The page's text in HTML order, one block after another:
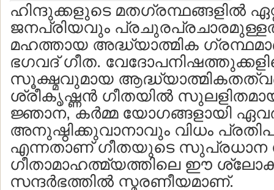
ഹിന്ദുക്കളുടെ മതഗ്രന്ഥങ്ങളില്‍
ജനപ്രിയവും
മഹത്തായ അദ്ധ്യാത്മിക
ഭഗവദ് ഗീത.
സൂക്ഷ്മവുമായ
ശ്രീകൃഷ്ണന്‍ ഗീതയില്‍
ജ്ഞാന, കര്‍മ്മ യോഗങ്ങളായി
അനുഷ്ഠിക്കുവാനാവും വിധം
എന്നതാണ് ഗീതയുടെ സുപ്രധാന
ഗീതാമാഹത്മ്യത്തിലെ ഈ
സന്ദര്‍ഭത്തില്‍ സ്മരണീയമാണ്.